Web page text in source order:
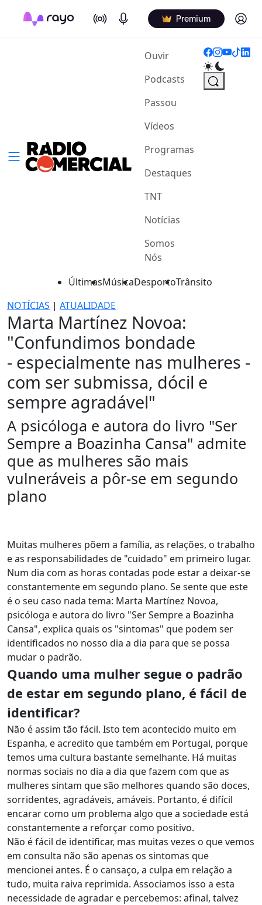
On Air Podcasts Premium Log in
Ouvir(current)
Podcasts
Passou
Vídeos
Programas
Destaques
TNT
Notícias
Somos
Nós
ÚltimasMúsicaDesportoTrânsito
NOTÍCIAS | ATUALIDADE
Marta Martínez Novoa:
"Confundimos bondade
- especialmente nas mulheres -
com ser submissa, dócil e
sempre agradável"
A psicóloga e autora do livro "Ser
Sempre a Boazinha Cansa" admite
que as mulheres são mais
vulneráveis a pôr-se em segundo
plano
Muitas mulheres põem a família, as relações, o trabalho
e as responsabilidades de "cuidado" em primeiro lugar.
Num dia com as horas contadas pode estar a deixar-se
constantemente em segundo plano. Se sente que este
é o seu caso nada tema: Marta Martínez Novoa,
psicóloga e autora do livro "Ser Sempre a Boazinha
Cansa", explica quais os "sintomas" que podem ser
identificados no nosso dia a dia para que se possa
mudar o padrão.
Quando uma mulher segue o padrão
de estar em segundo plano, é fácil de
identificar?
Não é assim tão fácil. Isto tem acontecido muito em
Espanha, e acredito que também em Portugal, porque
temos uma cultura bastante semelhante. Há muitas
normas sociais no dia a dia que fazem com que as
mulheres sintam que são melhores quando são doces,
sorridentes, agradáveis, amáveis. Portanto, é difícil
encarar como um problema algo que a sociedade está
constantemente a reforçar como positivo.
Não é fácil de identificar, mas muitas vezes o que vemos
em consulta não são apenas os sintomas que
mencionei antes. É o cansaço, a culpa em relação a
tudo, muita raiva reprimida. Associamos isso a esta
necessidade de agradar e percebemos: afinal, talvez